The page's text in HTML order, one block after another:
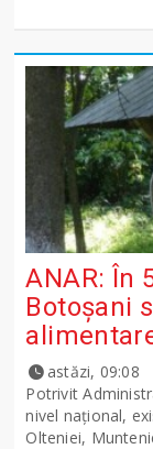
ANAR: În
Botoșani
astăzi, 09:08
Potrivit
nivel naţional,
Olteniei,